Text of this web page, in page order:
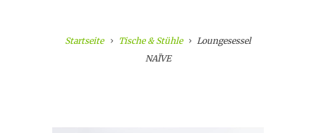
Startseite Tische & Stühle
Loungesessel
NAÏVE